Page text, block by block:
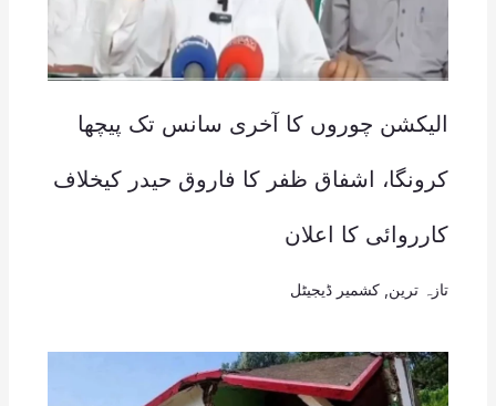
الیکشن چوروں کا آخری سانس تک پیچھا
کرونگا، اشفاق ظفر کا فاروق حیدر کیخلاف
کارروائی کا اعلان
تازہ ترین کشمیر ڈیجیٹل